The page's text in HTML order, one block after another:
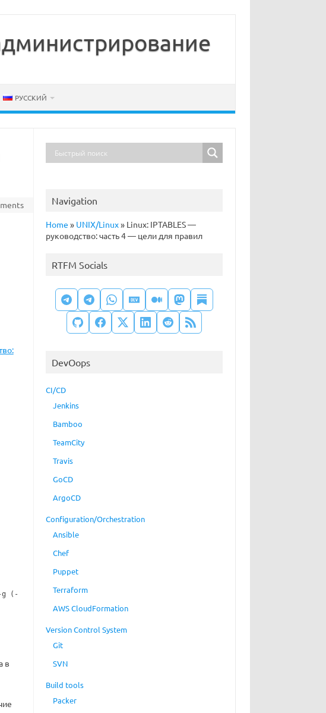
РУССКИЙ
g (-
в
Navigation
Home » UNIX/Linux» Linux: IPTABLES —
руководство: часть 4 — цели для правил
RTFM Socials
DevOops
CI/CD
Jenkins
Bamboo
TeamCity
Travis
GoCD
ArgoCD
Configuration/Orchestration
Ansible
Chef
Puppet
Terraform
AWS CloudFormation
Version Control System
Git
SVN
Build tools
Packer